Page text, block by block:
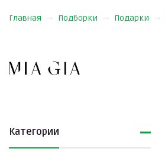
Главная Подборки Подарки
Категории